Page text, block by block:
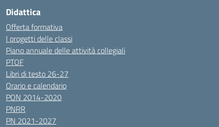
Didattica
Offerta formativa
I progetti delle classi
Piano annuale delle attività collegiali
PTOF
Libri di testo 26-27
Orario e calendario
PON 2014-2020
PNRR
PN 2021-2027